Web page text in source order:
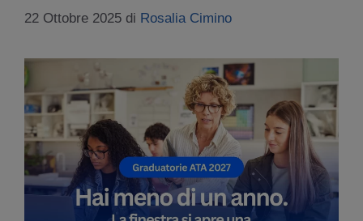
22 Ottobre 2025 di Rosalia Cimino